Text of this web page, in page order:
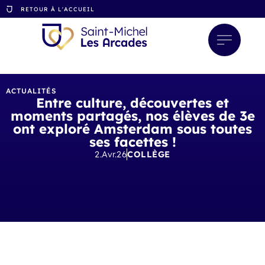
RETOUR À L'ACCUEIL
ACTUALITÉS
Entre culture, découvertes et
moments partagés, nos élèves de 3e
ont exploré Amsterdam sous toutes
ses facettes !
2.Avr.26COLLÈGE